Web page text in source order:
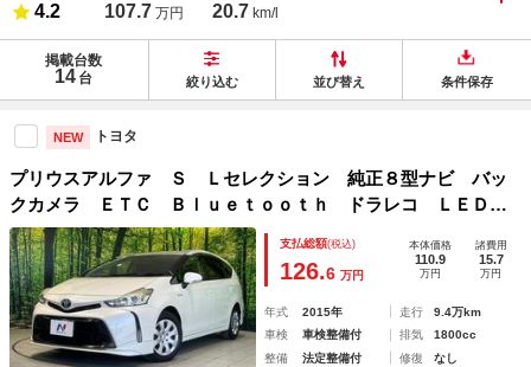
4.2 107.7 万円 20.7 km/l
掲載台数
14 台 絞り込む 並び替え 条件保存
NEW トヨタ
プリウスアルファ Ｓ Ｌセレクション 純正８型ナビ バッ
クカメラ ＥＴＣ Ｂｌｕｅｔｏｏｔｈ ドラレコ ＬＥＤヘ
ッド 革巻きステアリング オートライト オートエアコン
パワーウィンドウ 電動格納ミラー バニティミラー プッシ
ュスタート
支払総額(税込)
126.6 万円
本体価格
110.9
万円
諸費用
15.7
万円
年式 2015年 走行
9.4万km
車検
車検整備付 排気
1800cc
整備
法定整備付 修復
なし